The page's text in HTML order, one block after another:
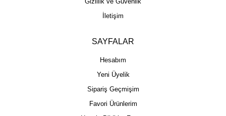
İletişim
SAYFALAR
Hesabım
Yeni Üyelik
Sipariş Geçmişim
Favori Ürünlerim